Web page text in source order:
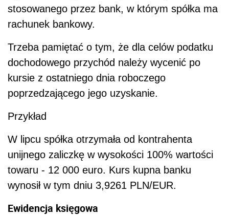
stosowanego przez bank, w którym spółka ma
rachunek bankowy.
Trzeba pamiętać o tym, że dla celów podatku
dochodowego przychód należy wycenić po
kursie z ostatniego dnia roboczego
poprzedzającego jego uzyskanie.
Przykład
W lipcu spółka otrzymała od kontrahenta
unijnego zaliczkę w wysokości 100% wartości
towaru - 12 000 euro. Kurs kupna banku
wynosił w tym dniu 3,9261 PLN/EUR.
Ewidencja księgowa